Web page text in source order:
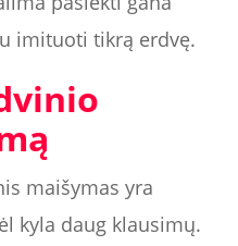
imituoti tikrą erdvę.
maišymas yra
kyla daug klausimų.